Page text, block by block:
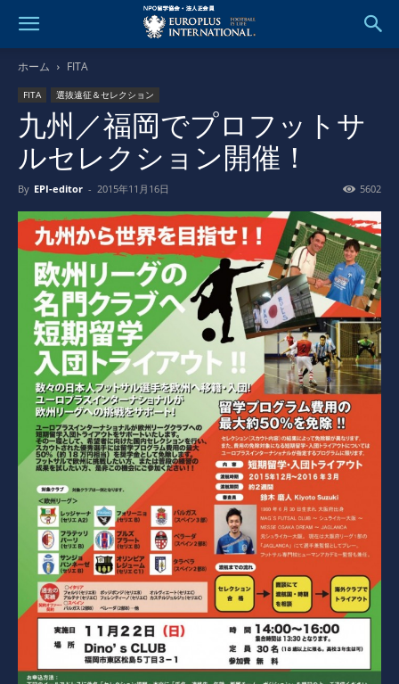
ホーム FITA
FITA 選抜遠征＆セレクション
九州／福岡でプロフットサ
ルセレクション開催！
By EPI-editor - 2015年11月16日 5602